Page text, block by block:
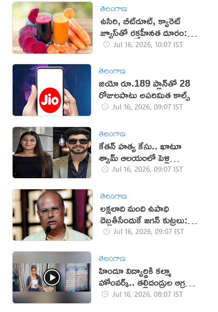
తెలంగాణ
ఉసిరి, బీట్‌రూట్, క్యారెట్
జ్యూస్‌తో రక్తహీనత దూరం:
నిపుణులు
Jul 16, 2026, 10:07 IST
తెలంగాణ
జియో రూ.189 ప్లాన్‌తో 28
రోజులపాటు అపరిమిత కాల్స్
Jul 16, 2026, 09:07 IST
తెలంగాణ
కేతన్ హత్య కేసు.. ఖాటూ
శ్యామ్ ఆలయంలో పెళ్లి
చేసుకున్న సియా, చేతన్‌!
Jul 16, 2026, 09:07 IST
తెలంగాణ
లక్షలాది మంది ఉపాధి
దెబ్బతీసేందుకే జగన్ కుట్రలు:
యనమల
Jul 16, 2026, 09:07 IST
తెలంగాణ
హిందూ విద్యార్థికి కల్మా
హోంవర్క్.. తల్లిదండ్రుల ఆగ్రహం
(వీడియో)
Jul 16, 2026, 08:07 IST